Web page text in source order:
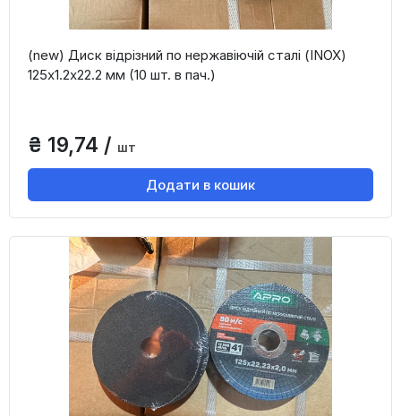
(new) Диск відрізний по нержавіючій сталі (INOX)
125х1.2х22.2 мм (10 шт. в пач.)
₴ 19,74 / шт
Додати в кошик